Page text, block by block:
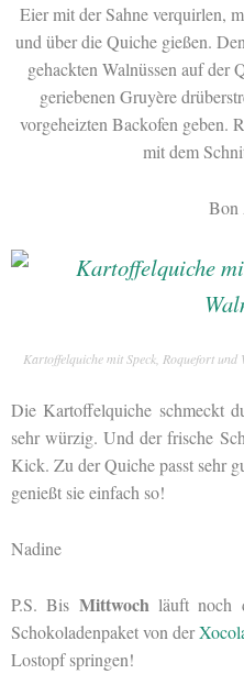
Eier mit der Sahne verquirlen,
und über die Quiche gießen.
gehackten Walnüssen auf der
geriebenen Gruyère
vorgeheizten Backofen geben.
mit dem
Bon
Kartoffelquiche mit Speck, Roquefort und
Die Kartoffelquiche schmeckt
sehr würzig. Und der frische
Kick. Zu der Quiche passt sehr
genießt sie einfach so!
Nadine
P.S. Bis Mittwoch läuft noch
Schokoladenpaket von der
Lostopf springen!